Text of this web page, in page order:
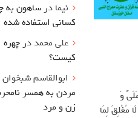
وَ
مُغْلِقَ لِمَا
نیما در ساهون به
کسانی استفاده
علی محمددر
کیست؟
ابوالقاسم شبخوان
مردن به همسر
زن و مرد